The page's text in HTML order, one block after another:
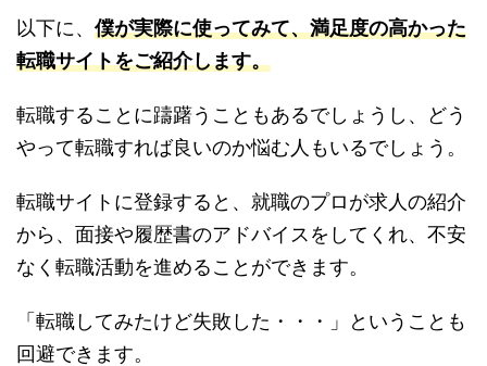
以下に、 僕が実際に使ってみて、満足度の高かった
転職サイトをご紹介します。
転職することに躊躇うこともあるでしょうし、どう
やって転職すれば良いのか悩む人もいるでしょう。
転職サイトに登録すると、就職のプロが求人の紹介
から、面接や履歴書のアドバイスをしてくれ、不安
なく転職活動を進めることができます。
「転職してみたけど失敗した・・・」ということも
回避できます。